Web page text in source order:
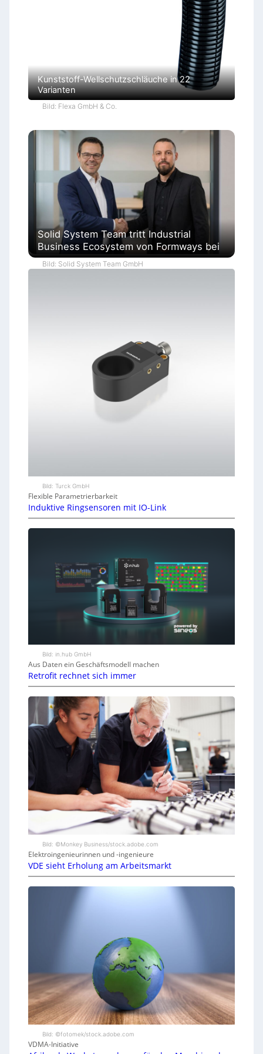
Kunststoff-Wellschutzschläuche in 22
Varianten
Bild: Flexa GmbH & Co.
Solid System Team tritt Industrial
Business Ecosystem von Formways bei
Bild: Solid System Team GmbH
Bild: Turck GmbH
Flexible Parametrierbarkeit
Induktive Ringsensoren mit IO-Link
Bild: in.hub GmbH
Aus Daten ein Geschäftsmodell machen
Retrofit rechnet sich immer
Bild: ©Monkey Business/stock.adobe.com
Elektroingenieurinnen und -ingenieure
VDE sieht Erholung am Arbeitsmarkt
Bild: ©fotomek/stock.adobe.com
VDMA-Initiative